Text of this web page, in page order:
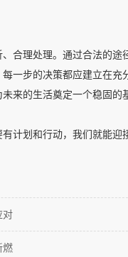
合理处理。通过合法的
一步的决策都应建立在
来的生活奠定一个稳固的
计划和行动，我们就能迎
对
燃